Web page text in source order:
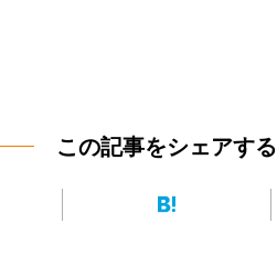
この記事をシェアする